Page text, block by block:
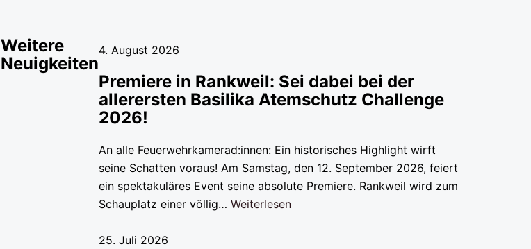
Weitere
Neuigkeiten
4. August 2026
Premiere in Rankweil: Sei dabei bei der
allerersten Basilika Atemschutz Challenge
2026!
An alle Feuerwehrkamerad:innen: Ein historisches Highlight wirft
seine Schatten voraus! Am Samstag, den 12. September 2026, feiert
ein spektakuläres Event seine absolute Premiere. Rankweil wird zum
Schauplatz einer völlig… Weiterlesen
25. Juli 2026